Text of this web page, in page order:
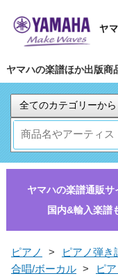
ヤマハの楽譜ほか出版商
ヤマハの楽譜通販サ
国内&輸入楽譜
ピアノ >
ピアノ弾き
合唱/ボーカル > ピ